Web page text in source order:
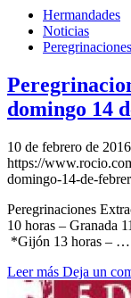
Hermandades
Noticias
domingo 14
10 de febrero de 2016
https://
domingo-14-de-
Peregrinaciones
10 horas – Granada
*Gijón 13 horas – …
Leer más Deja un